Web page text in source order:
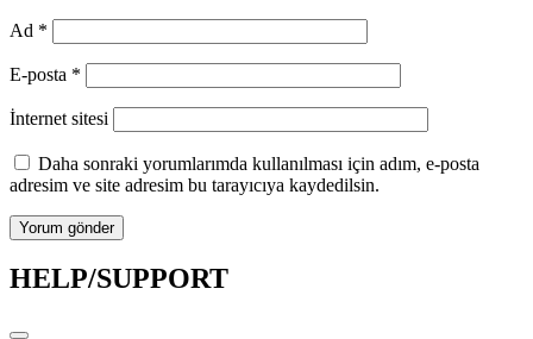
Ad *
E-posta *
İnternet sitesi
Daha sonraki yorumlarımda kullanılması için adım, e-posta
adresim ve site adresim bu tarayıcıya kaydedilsin.
HELP/SUPPORT